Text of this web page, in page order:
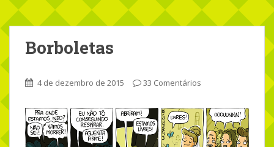
Borboletas
4 de dezembro de 2015 33 Comentários